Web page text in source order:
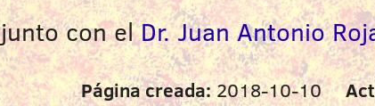
con elDr. Juan Antonio
Página creada: 2018-10-10